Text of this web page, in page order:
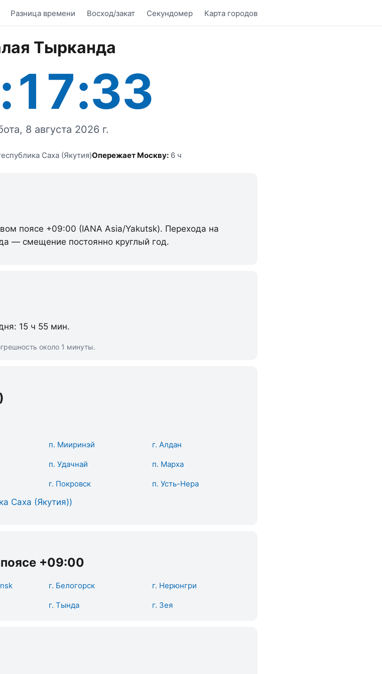
Разница времени Восход/закат Секундомер Карта городов
Тырканда
8 августа 2026 г.
Саха (Якутия)Опережает Москву: 6 ч
поясе +09:00 (IANA Asia/Yakutsk). Перехода на
— смещение постоянно круглый год.
15 ч 55 мин.
около 1 минуты.
п. Мииринэй г. Алдан
п. Удачнай п. Марха
г. Покровск п. Усть-Нера
Саха (Якутия))
+09:00
г. Белогорск г. Нерюнгри
г. Тында г. Зея